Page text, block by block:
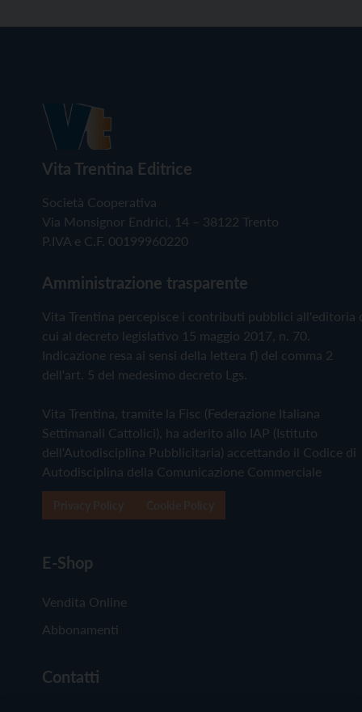
Vita Trentina Editrice
Società Cooperativa
Via Monsignor Endrici, 14 – 38122 Trento
P.IVA e C.F. 00199960220
Amministrazione trasparente
Vita Trentina percepisce i contributi pubblici all'editoria
cui al decreto legislativo 15 maggio 2017, n. 70.
Indicazione resa ai sensi della lettera f) del comma 2
dell'art. 5 del medesimo decreto Lgs.
Vita Trentina, tramite la Fisc (Federazione Italiana
Settimanali Cattolici), ha aderito allo IAP (Istituto
dell'Autodisciplina Pubblicitaria) accettando il Codice di
Autodisciplina della Comunicazione Commerciale
E-Shop
Vendita Online
Abbonamenti
Contatti